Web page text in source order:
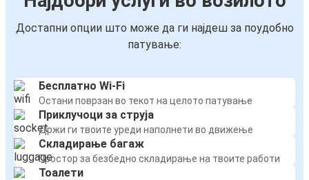
Достапни опции што може да ги најдеш за поудобно
патување:
Бесплатно Wi-Fi
Остани поврзан во текот на целото патување
Приклучоци за струја
Држи ги твоите уреди наполнети во движење
Складирање багаж
Простор за безбедно складирање на твоите работи
Тоалети